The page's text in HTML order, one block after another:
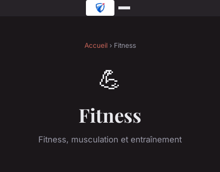
Accueil› Fitness
💪
Fitness
Fitness, musculation et entraînement